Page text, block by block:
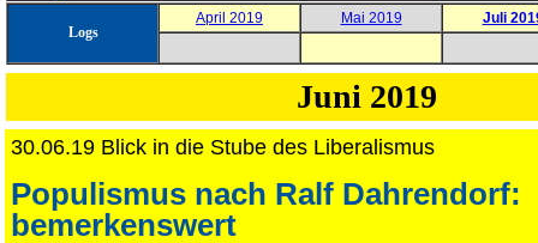
Logs
April 2019 Mai 2019 Juli
Juni 2019
30.06.19 Blick in die Stube des Liberalismus
Populismus nach Ralf Dahrendorf:
bemerkenswert